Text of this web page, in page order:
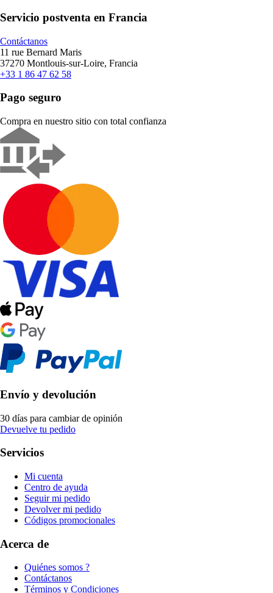
Servicio postventa en Francia
Contáctanos
11 rue Bernard Maris
37270 Montlouis-sur-Loire, Francia
+33 1 86 47 62 58
Pago seguro
Compra en nuestro sitio con total confianza
Envío y devolución
30 días para cambiar de opinión
Devuelve tu pedido
Servicios
Mi cuenta
Centro de ayuda
Seguir mi pedido
Devolver mi pedido
Códigos promocionales
Acerca de
Quiénes somos ?
Contáctanos
Términos y Condiciones